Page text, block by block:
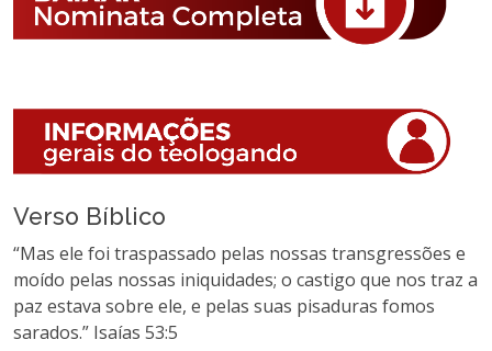
Verso Bíblico
“Mas ele foi traspassado pelas nossas transgressões e
moído pelas nossas iniquidades; o castigo que nos traz a
paz estava sobre ele, e pelas suas pisaduras fomos
sarados.” Isaías 53:5